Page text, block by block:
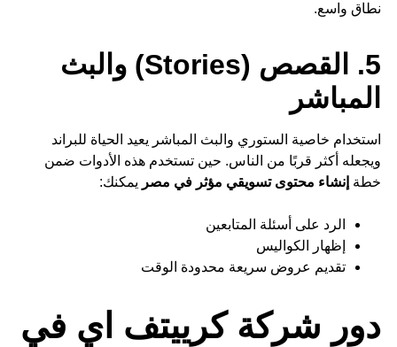
نطاق واسع.
5. القصص (Stories) والبث
المباشر
استخدام خاصية الستوري والبث المباشر يعيد الحياة للبراند
ويجعله أكثر قربًا من الناس. حين تستخدم هذه الأدوات ضمن
خطة إنشاء محتوى تسويقي مؤثر في مصر يمكنك:
الرد على أسئلة المتابعين
إظهار الكواليس
تقديم عروض سريعة محدودة الوقت
دور شركة كرييتف اي في